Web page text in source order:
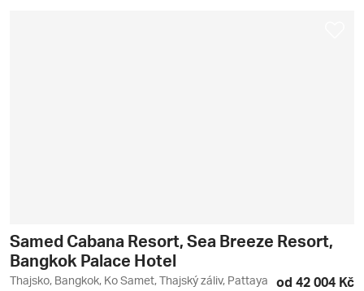
Samed Cabana Resort, Sea Breeze Resort,
Bangkok Palace Hotel
Thajsko, Bangkok, Ko Samet, Thajský záliv, Pattaya od 42 004 Kč